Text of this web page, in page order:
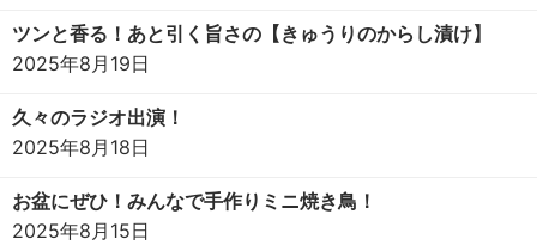
ツンと香る！あと引く旨さの【きゅうりのからし漬け】
2025年8月19日
久々のラジオ出演！
2025年8月18日
お盆にぜひ！みんなで手作りミニ焼き鳥！
2025年8月15日